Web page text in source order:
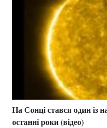
На Сонці стався один із
останні роки (відео)